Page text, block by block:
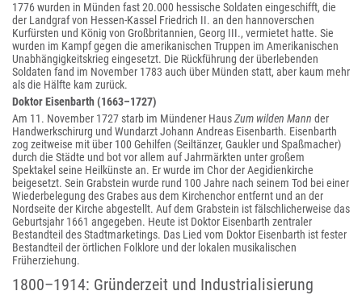
1776 wurden in Münden fast 20.000 hessische Soldaten eingeschifft, die
der Landgraf von Hessen-Kassel Friedrich II. an den hannoverschen
Kurfürsten und König von Großbritannien, Georg III., vermietet hatte. Sie
wurden im Kampf gegen die amerikanischen Truppen im Amerikanischen
Unabhängigkeitskrieg eingesetzt. Die Rückführung der überlebenden
Soldaten fand im November 1783 auch über Münden statt, aber kaum mehr
als die Hälfte kam zurück.
Doktor Eisenbarth (1663–1727)
Am 11. November 1727 starb im Mündener HausZum wilden Mann der
Handwerkschirurg und Wundarzt Johann Andreas Eisenbarth. Eisenbarth
zog zeitweise mit über 100 Gehilfen (Seiltänzer, Gaukler und Spaßmacher)
durch die Städte und bot vor allem auf Jahrmärkten unter großem
Spektakel seine Heilkünste an. Er wurde im Chor der Aegidienkirche
beigesetzt. Sein Grabstein wurde rund 100 Jahre nach seinem Tod bei einer
Wiederbelegung des Grabes aus dem Kirchenchor entfernt und an der
Nordseite der Kirche abgestellt. Auf dem Grabstein ist fälschlicherweise das
Geburtsjahr 1661 angegeben. Heute ist Doktor Eisenbarth zentraler
Bestandteil des Stadtmarketings. Das Lied vom Doktor Eisenbarth ist fester
Bestandteil der örtlichen Folklore und der lokalen musikalischen
Früherziehung.
1800–1914: Gründerzeit und Industrialisierung